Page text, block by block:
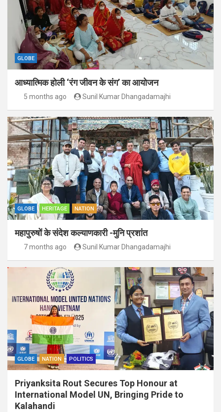
GLOBE
आध्यात्मिक होली ‘रंग जीवन के संग’ का आयोजन
5 months ago Sunil Kumar Dhangadamajhi
GLOBE HERITAGE NATION
महापुरुषों के संदेश कल्याणकारी -मुनि प्रशांत
7 months ago Sunil Kumar Dhangadamajhi
GLOBE NATION POLITICS
Priyanksita Rout Secures Top Honour at
International Model UN, Bringing Pride to
Kalahandi